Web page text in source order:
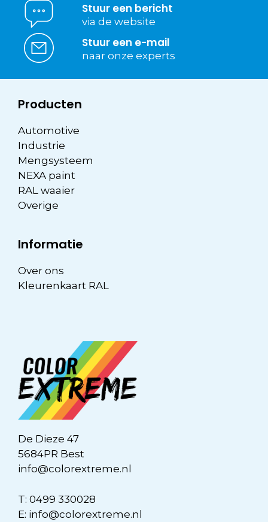
Stuur een bericht
via de website
Stuur een e-mail
naar onze experts
Producten
Automotive
Industrie
Mengsysteem
NEXA paint
RAL waaier
Overige
Informatie
Over ons
Kleurenkaart RAL
De Dieze 47
5684PR Best
info@colorextreme.nl
T: 0499 330028
E: info@colorextreme.nl